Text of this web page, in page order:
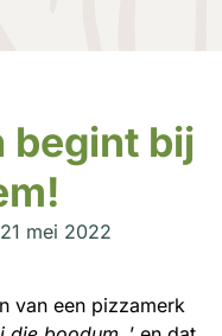
begint bij
21 mei 2022
van een pizzamerk